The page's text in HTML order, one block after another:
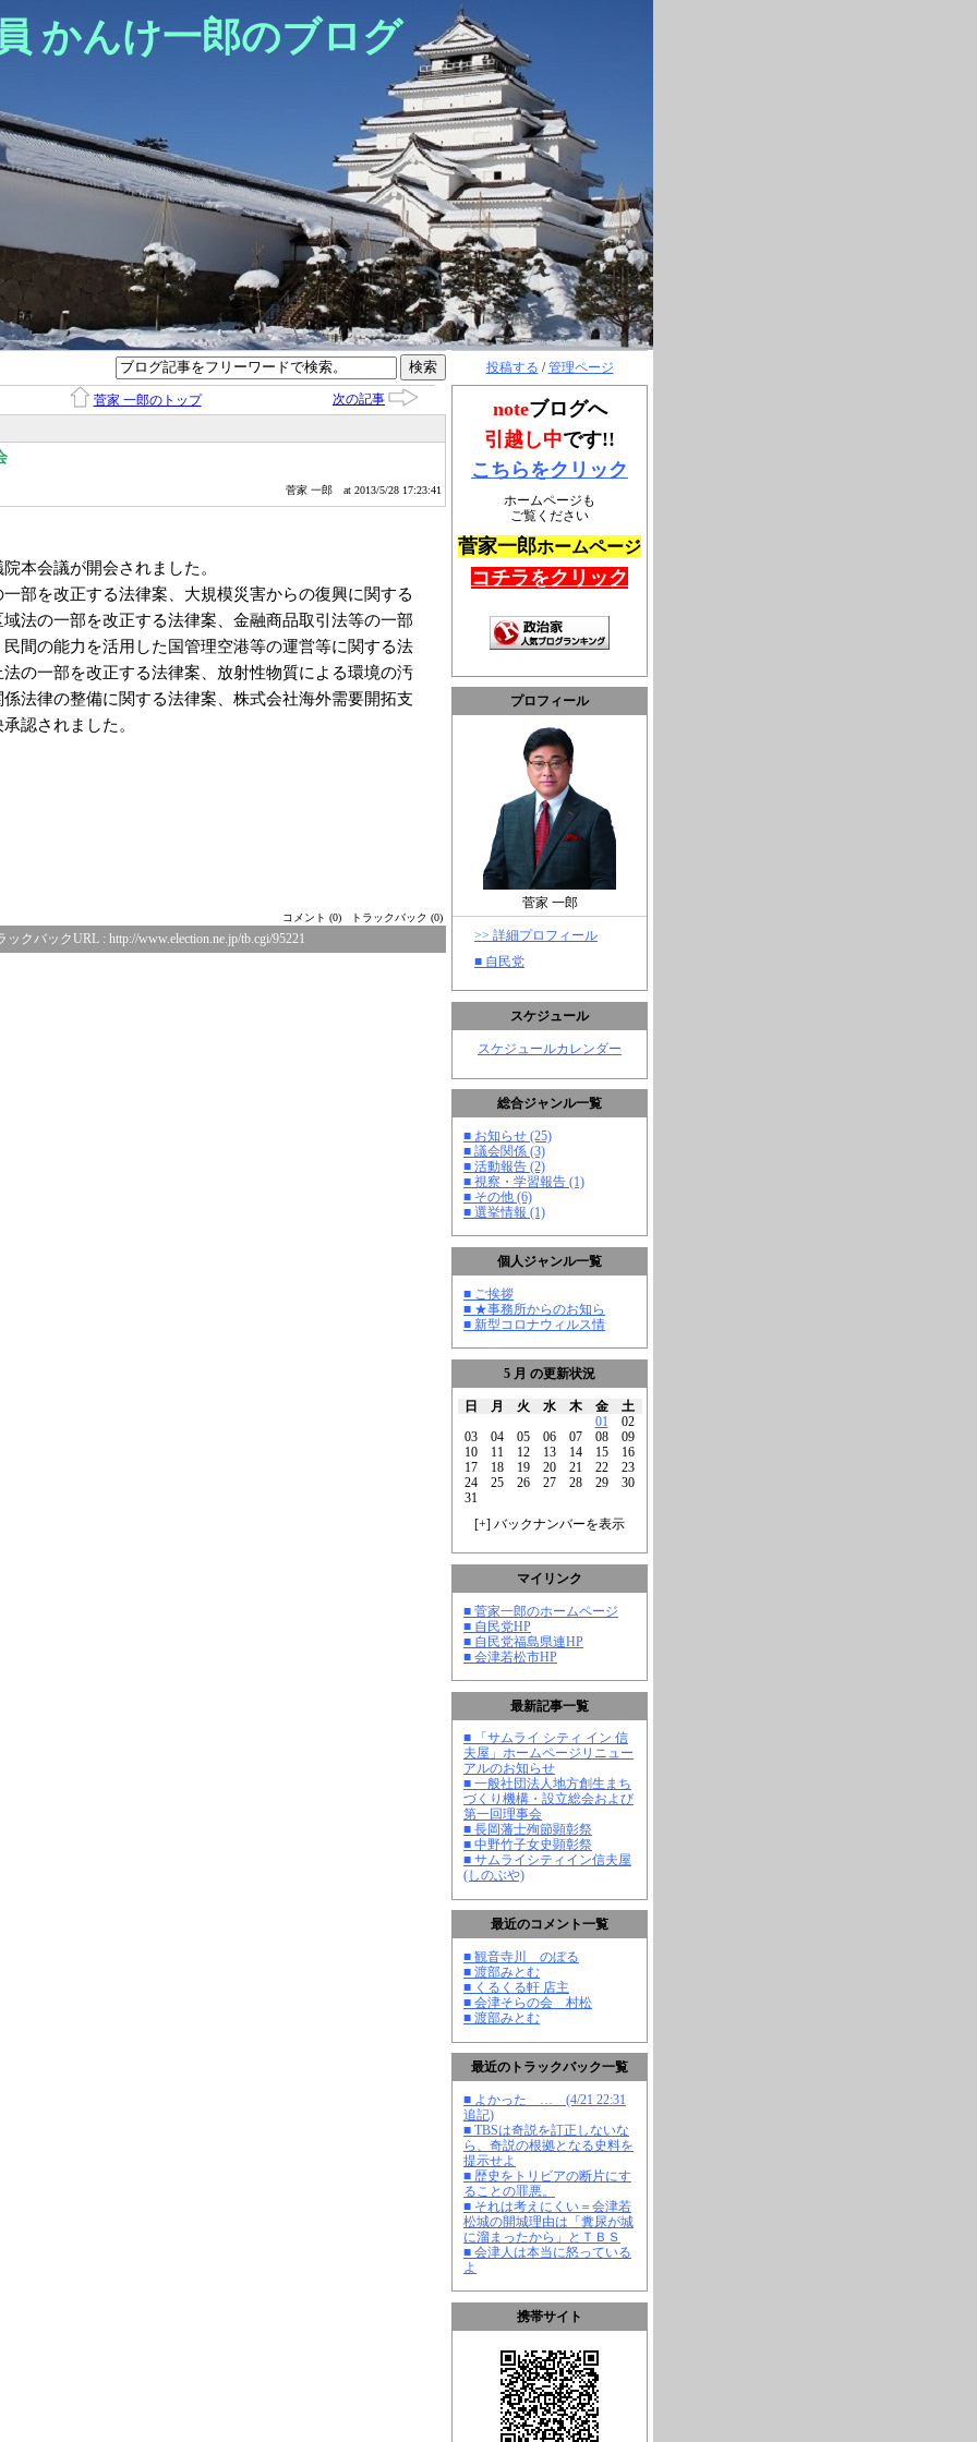
かんけ一郎のブログ
投稿する /管理ページ
noteブログへ
引越し中です!!
こちらをクリック
ホームページも
ご覧ください
菅家一郎ホームページ
コチラをクリック
プロフィール
菅家 一郎
>> 詳細プロフィール
■ 自民党
スケジュール
スケジュールカレンダー
総合ジャンル一覧
■ お知らせ (25)
■ 議会関係 (3)
■ 活動報告 (2)
■ 視察・学習報告 (1)
■ その他 (6)
■ 選挙情報 (1)
個人ジャンル一覧
■ ご挨拶
■ ★事務所からのお知ら
■ 新型コロナウィルス情
5 月 の更新状況
日 月 火 水 木 金
土
01
02
03
04 05 06 07 08
09
10
11 12 13 14 15
16
17
18 19 20 21 22
23
24
25 26 27 28 29
30
31
[+] バックナンバーを表示
マイリンク
■ 菅家一郎のホームページ
■ 自民党HP
■ 自民党福島県連HP
■ 会津若松市HP
最新記事一覧
■ 「サムライ シティ イン 信
夫屋」ホームページリニュー
アルのお知らせ
■ 一般社団法人地方創生まち
づくり機構・設立総会および
第一回理事会
■ 長岡藩士殉節顕彰祭
■ 中野竹子女史顕彰祭
■ サムライシティイン信夫屋
(しのぶや)
最近のコメント一覧
■ 観音寺川 のぼる
■ 渡部みとむ
■ くるくる軒 店主
■ 会津そらの会 村松
■ 渡部みとむ
最近のトラックバック一覧
■ よかった … (4/21 22:31
追記)
■ TBSは奇説を訂正しないな
ら、奇説の根拠となる史料を
提示せよ
■ 歴史をトリビアの断片にす
ることの罪悪。
■ それは考えにくい＝会津若
松城の開城理由は「糞尿が城
に溜まったから」とＴＢＳ
■ 会津人は本当に怒っている
よ
携帯サイト
菅家 一郎のトップ 次の記事
菅家 一郎 at 2013/5/28 17:23:41
本会議が開会されました。
部を改正する法律案、大規模災害からの復興に関する
法の一部を改正する法律案、金融商品取引法等の一部
間の能力を活用した国管理空港等の運営等に関する法
の一部を改正する法律案、放射性物質による環境の汚
法律の整備に関する法律案、株式会社海外需要開拓支
認されました。
コメント (0) トラックバック (0)
ックバックURL : http://www.election.ne.jp/tb.cgi/95221